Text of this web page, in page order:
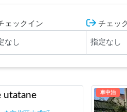
ェックイン チェッ
utatane 車中泊